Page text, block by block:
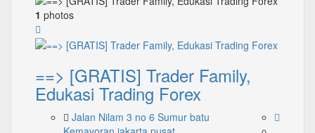
1 photos
==> [GRATIS] Trader Family,
Edukasi Trading Forex
Jalan Nilam 3 no 6 Sumur batu